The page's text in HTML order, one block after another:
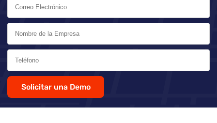
Solicitar una Demo